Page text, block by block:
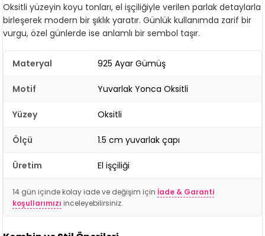
Oksitli yüzeyin koyu tonları, el işçiliğiyle verilen parlak detaylarla
birleşerek modern bir şıklık yaratır. Günlük kullanımda zarif bir
vurgu, özel günlerde ise anlamlı bir sembol taşır.
Materyal 925 Ayar Gümüş
Motif Yuvarlak Yonca Oksitli
Yüzey Oksitli
Ölçü 1.5 cm yuvarlak çapı
Üretim El işçiliği
14 gün içinde kolay iade ve değişim içinİade & Garanti
koşullarımızı inceleyebilirsiniz.